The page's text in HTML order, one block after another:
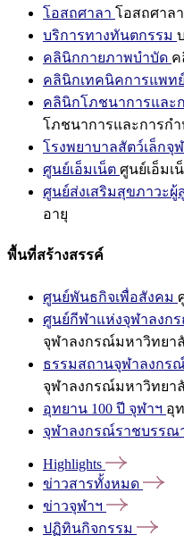
โอสถศาลา โอสถศาลา
บริการทางทันตกรรม
คลินิกกายภาพบำบัด ค
คลินิกเทคนิคการแพทย์
คลินิกโภชนาการและ
โภชนาการและการก
โรงพยาบาลสัตว์เล็กจุ
ศูนย์เอ็มเน็ต ศูนย์เอ็มเ
ศูนย์ส่งเสริมสุขภาวะผู้
อายุ
พื้นที่สร้างสรรค์
ศูนย์พันธกิจเพื่อสังคม
ศูนย์กีฬาแห่งจุฬาลงก
จุฬาลงกรณ์มหาวิทยา
ธรรมสถานจุฬาลงกร
จุฬาลงกรณ์มหาวิทยา
อุทยาน 100 ปี จุฬาฯ อุ
จุฬาลงกรณ์ราชบรรณ
Highlights
ข่าวสารทั้งหมด
ข่าวจุฬาฯ
ปฏิทินกิจกรรม